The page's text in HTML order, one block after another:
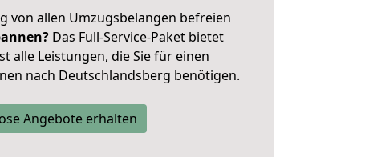
von allen Umzugsbelangen befreien
Das Full-Service-Paket bietet
alle Leistungen, die Sie für einen
nach Deutschlandsberg benötigen.
Angebote erhalten